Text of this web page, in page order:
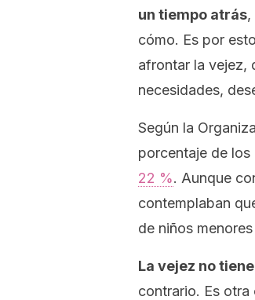
un tiempo atrás,
cómo. Es por
afrontar la vejez,
necesidades,
Según la
porcentaje de
22 %. Aunque
contemplaban
de niños
La vejez no
contrario. Es